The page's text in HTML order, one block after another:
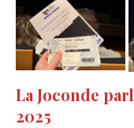
La Joconde
2025